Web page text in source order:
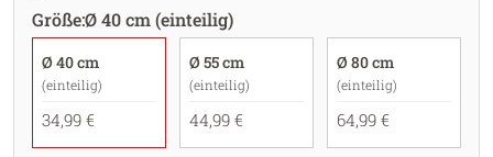
Größe:Ø 40 cm (einteilig)
Ø 40 cm
(einteilig)
34,99 €
Ø 55 cm
(einteilig)
44,99 €
Ø 80 cm
(einteilig)
64,99 €